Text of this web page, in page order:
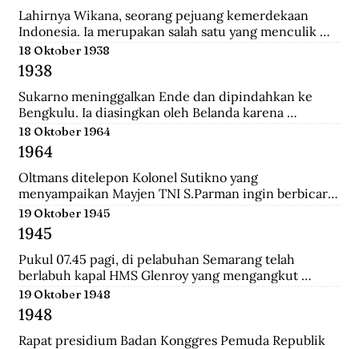
Lahirnya Wikana, seorang pejuang kemerdekaan
Indonesia. Ia merupakan salah satu yang menculik
Sukaro dan Hatta dalam Peristiwa Rengasdengklok.
18 Oktober 1938
1938
Sukarno meninggalkan Ende dan dipindahkan ke
Bengkulu. Ia diasingkan oleh Belanda karena
dianggap membahayakan pemerintahan Belanda.
18 Oktober 1964
1964
Oltmans ditelepon Kolonel Sutikno yang
menyampaikan Mayjen TNI S.Parman ingin berbicara
dengannya. Oltmans bertemu dengan Parman
sehingga ini pertemuan yang mendekatkan mereka.
Bahkan Parman pernah meminta tolong untuk
bertemu dengan Verrips yang diduga merampok uang
Bank Indonesia.
19 Oktober 1945
1945
Pukul 07.45 pagi, di pelabuhan Semarang telah
berlabuh kapal HMS Glenroy yang mengangkut
tentara Sekutu, yaitu pasukan Inggris dari brigade
ke-37 yang diantaranya terdiri dari prajurit Gurkha.
Tak beberapa lama, sekitar pukul 08.00.
Wongsonegoro membacakan isi persetujuan
19 Oktober 1948
1948
Rapat presidium Badan Konggres Pemuda Republik